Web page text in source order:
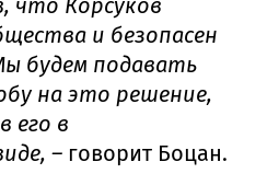
что Корсуков
и безопасен
будем подавать
на это решение,
его в
– говорит Боцан.